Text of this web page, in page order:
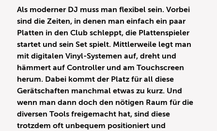
Als moderner DJ muss man flexibel sein. Vorbei
sind die Zeiten, in denen man einfach ein paar
Platten in den Club schleppt, die Plattenspieler
startet und sein Set spielt. Mittlerweile legt man
mit digitalen Vinyl-Systemen auf, dreht und
hämmert auf Controller und am Touchscreen
herum. Dabei kommt der Platz für all diese
Gerätschaften manchmal etwas zu kurz. Und
wenn man dann doch den nötigen Raum für die
diversen Tools freigemacht hat, sind diese
trotzdem oft unbequem positioniert und